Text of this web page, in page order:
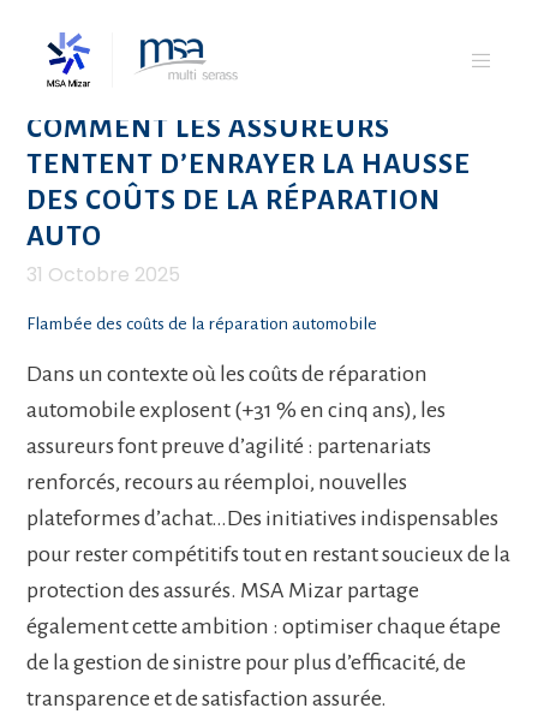
COMMENT LES ASSUREURS
TENTENT D’ENRAYER LA HAUSSE
DES COÛTS DE LA RÉPARATION
AUTO
31 Octobre 2025
Flambée des coûts de la réparation automobile
Dans un contexte où les coûts de réparation
automobile explosent (+31 % en cinq ans), les
assureurs font preuve d’agilité : partenariats
renforcés, recours au réemploi, nouvelles
plateformes d’achat…Des initiatives indispensables
pour rester compétitifs tout en restant soucieux de la
protection des assurés. MSA Mizar partage
également cette ambition : optimiser chaque étape
de la gestion de sinistre pour plus d’efficacité, de
transparence et de satisfaction assurée.